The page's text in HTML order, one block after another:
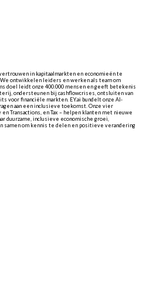
in kapitaalmarkten en economieën te
ontwikkelen leiders en werken als team om
doel leidt onze 400.000 mensen en geeft betekenis
ondersteunen bij cashflowcrises, ontsluiten van
voor financiële markten. EY.ai bundelt onze AI-
aan een inclusieve toekomst. Onze vier
Transactions, en Tax – helpen klanten met nieuwe
duurzame, inclusieve economische groei,
samen om kennis te delen en positieve verandering